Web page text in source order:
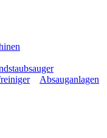
Absauganlagen